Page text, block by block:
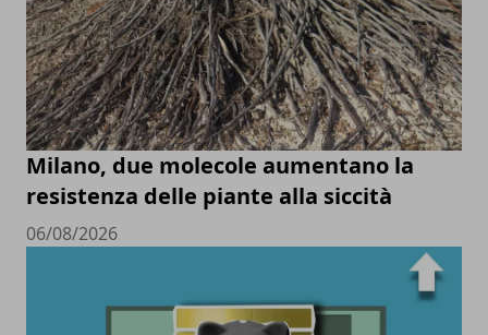
Milano, due molecole aumentano la
resistenza delle piante alla siccità
06/08/2026